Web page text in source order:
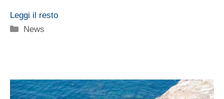
Leggi il resto
Categorie
News